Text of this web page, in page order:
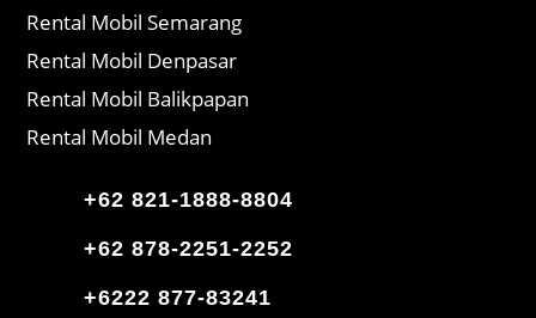
Rental Mobil Semarang
Rental Mobil Denpasar
Rental Mobil Balikpapan
Rental Mobil Medan
+62 821-1888-8804
+62 878-2251-2252
+6222 877-83241